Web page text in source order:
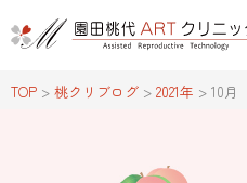
TOP > 桃クリブログ > 2021年 > 10月